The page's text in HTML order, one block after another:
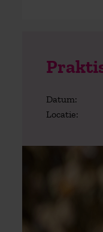
Datum:
Locatie: